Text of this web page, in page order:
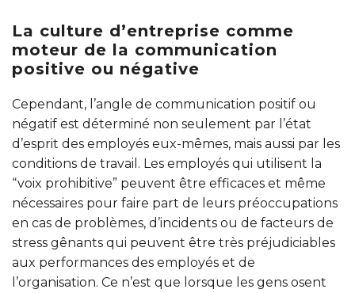
La culture d’entreprise comme
moteur de la communication
positive ou négative
Cependant, l’angle de communication positif ou
négatif est déterminé non seulement par l’état
d’esprit des employés eux-mêmes, mais aussi par les
conditions de travail. Les employés qui utilisent la
“voix prohibitive” peuvent être efficaces et même
nécessaires pour faire part de leurs préoccupations
en cas de problèmes, d’incidents ou de facteurs de
stress gênants qui peuvent être très préjudiciables
aux performances des employés et de
l’organisation. Ce n’est que lorsque les gens osent